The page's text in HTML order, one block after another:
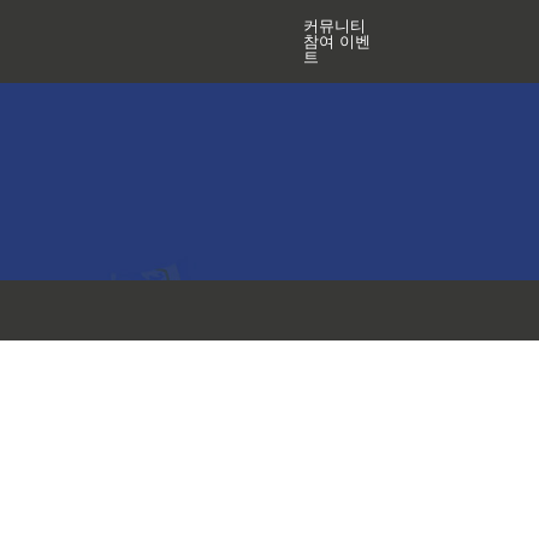
커뮤니티
참여 이벤
트